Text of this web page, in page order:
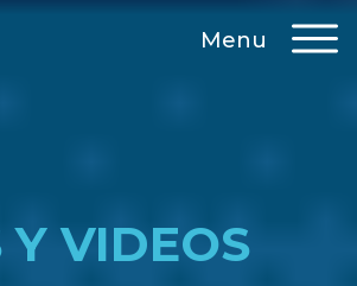
Menu
Y VIDEOS